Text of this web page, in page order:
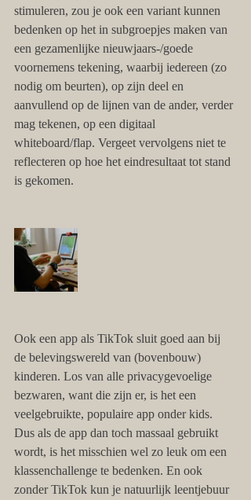
stimuleren, zou je ook een variant kunnen
bedenken op het in subgroepjes maken van
een gezamenlijke nieuwjaars-/goede
voornemens tekening, waarbij iedereen (zo
nodig om beurten), op zijn deel en
aanvullend op de lijnen van de ander, verder
mag tekenen, op een digitaal
whiteboard/flap. Vergeet vervolgens niet te
reflecteren op hoe het eindresultaat tot stand
is gekomen.
Ook een app als TikTok sluit goed aan bij
de belevingswereld van (bovenbouw)
kinderen. Los van alle privacygevoelige
bezwaren, want die zijn er, is het een
veelgebruikte, populaire app onder kids.
Dus als de app dan toch massaal gebruikt
wordt, is het misschien wel zo leuk om een
klassenchallenge te bedenken. En ook
zonder TikTok kun je natuurlijk leentjebuur